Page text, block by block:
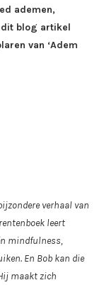
ademen,
dit blog artikel
van ‘Adem
verhaal van
leert
mindfulness,
En Bob kan die
maakt zich